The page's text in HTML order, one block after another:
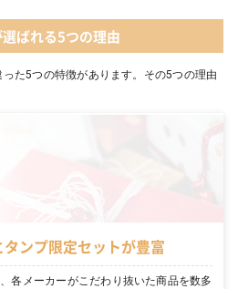
ばれる5つの理由
た5つの特徴があります。その5つの理由
ンプ限定セットが豊富
各メーカーがこだわり抜いた商品を数多